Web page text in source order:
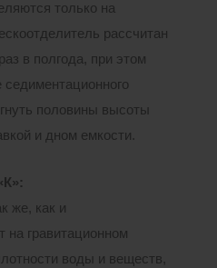
только на
рассчитан
в полгода, при этом
седиментационного
половины высоты
и дном емкости.
же, как и
на гравитационном
воды и веществ,